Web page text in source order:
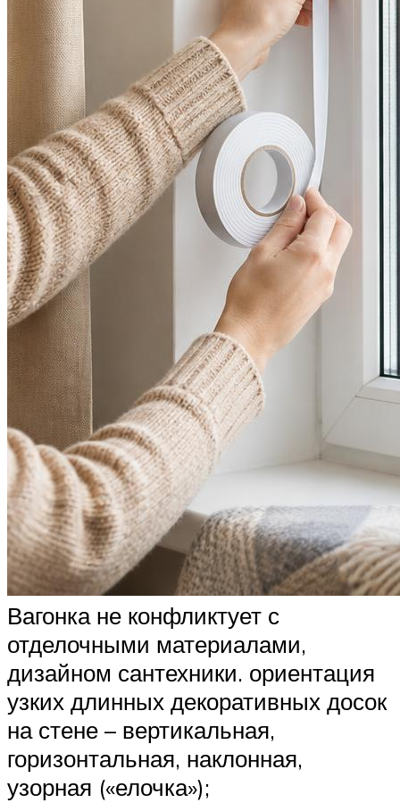
Вагонка не конфликтует с
отделочными материалами,
дизайном сантехники. ориентация
узких длинных декоративных досок
на стене – вертикальная,
горизонтальная, наклонная,
узорная («елочка»);